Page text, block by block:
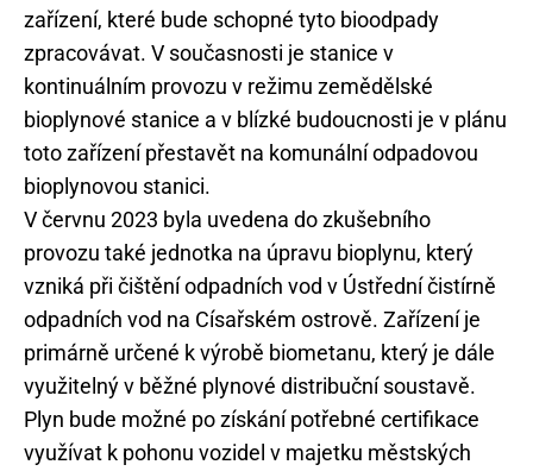
zařízení, které bude schopné tyto bioodpady
zpracovávat. V současnosti je stanice v
kontinuálním provozu v režimu zemědělské
bioplynové stanice a v blízké budoucnosti je v plánu
toto zařízení přestavět na komunální odpadovou
bioplynovou stanici.
V červnu 2023 byla uvedena do zkušebního
provozu také jednotka na úpravu bioplynu, který
vzniká při čištění odpadních vod v Ústřední čistírně
odpadních vod na Císařském ostrově. Zařízení je
primárně určené k výrobě biometanu, který je dále
využitelný v běžné plynové distribuční soustavě.
Plyn bude možné po získání potřebné certifikace
využívat k pohonu vozidel v majetku městských